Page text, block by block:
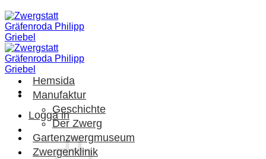
Skip
to
content
Logga in
Hemsida
Manufaktur
Geschichte
Der Zwerg
Gartenzwergmuseum
Zwergenklinik